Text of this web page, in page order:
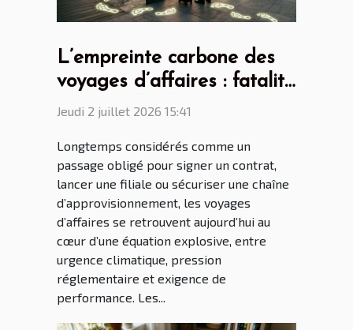
L’empreinte carbone des
voyages d’affaires : fatalité
ou nouvelle donne ?
Jeudi 2 juillet 2026 15:41
Longtemps considérés comme un
passage obligé pour signer un contrat,
lancer une filiale ou sécuriser une chaîne
d’approvisionnement, les voyages
d’affaires se retrouvent aujourd’hui au
cœur d’une équation explosive, entre
urgence climatique, pression
réglementaire et exigence de
performance. Les...